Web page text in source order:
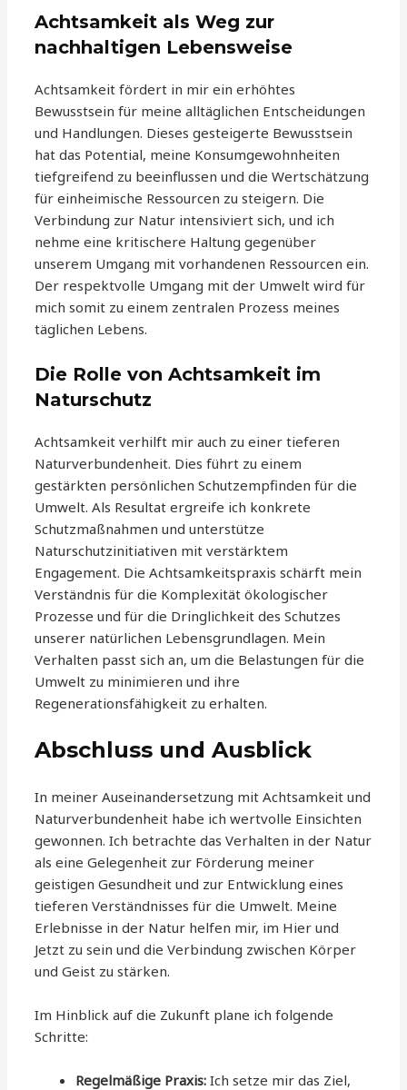
Achtsamkeit als Weg zur
nachhaltigen Lebensweise
Achtsamkeit fördert in mir ein erhöhtes
Bewusstsein für meine alltäglichen Entscheidungen
und Handlungen. Dieses gesteigerte Bewusstsein
hat das Potential, meine Konsumgewohnheiten
tiefgreifend zu beeinflussen und die Wertschätzung
für einheimische Ressourcen zu steigern. Die
Verbindung zur Natur intensiviert sich, und ich
nehme eine kritischere Haltung gegenüber
unserem Umgang mit vorhandenen Ressourcen ein.
Der respektvolle Umgang mit der Umwelt wird für
mich somit zu einem zentralen Prozess meines
täglichen Lebens.
Die Rolle von Achtsamkeit im
Naturschutz
Achtsamkeit verhilft mir auch zu einer tieferen
Naturverbundenheit. Dies führt zu einem
gestärkten persönlichen Schutzempfinden für die
Umwelt. Als Resultat ergreife ich konkrete
Schutzmaßnahmen und unterstütze
Naturschutzinitiativen mit verstärktem
Engagement. Die Achtsamkeitspraxis schärft mein
Verständnis für die Komplexität ökologischer
Prozesse und für die Dringlichkeit des Schutzes
unserer natürlichen Lebensgrundlagen. Mein
Verhalten passt sich an, um die Belastungen für die
Umwelt zu minimieren und ihre
Regenerationsfähigkeit zu erhalten.
Abschluss und Ausblick
In meiner Auseinandersetzung mit Achtsamkeit und
Naturverbundenheit habe ich wertvolle Einsichten
gewonnen. Ich betrachte das Verhalten in der Natur
als eine Gelegenheit zur Förderung meiner
geistigen Gesundheit und zur Entwicklung eines
tieferen Verständnisses für die Umwelt. Meine
Erlebnisse in der Natur helfen mir, im Hier und
Jetzt zu sein und die Verbindung zwischen Körper
und Geist zu stärken.
Im Hinblick auf die Zukunft plane ich folgende
Schritte:
Regelmäßige Praxis: Ich setze mir das Ziel,